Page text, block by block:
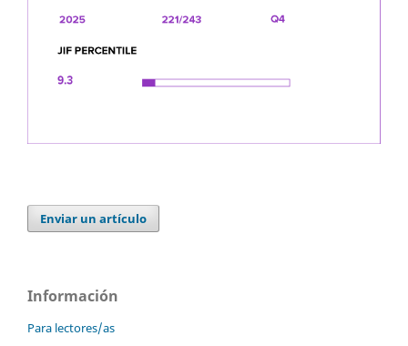
Enviar un artículo
Información
Para lectores/as